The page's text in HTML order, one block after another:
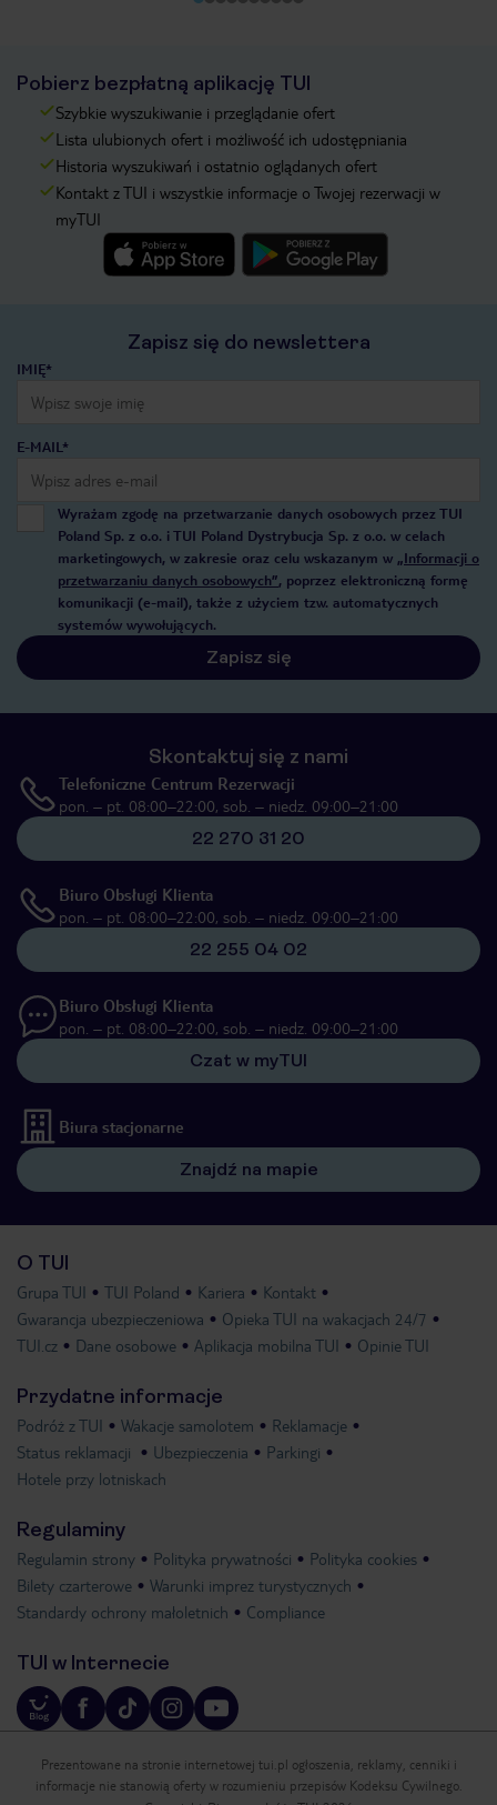
Pobierz bezpłatną aplikację TUI
Szybkie wyszukiwanie i przeglądanie ofert
Lista ulubionych ofert i możliwość ich udostępniania
Historia wyszukiwań i ostatnio oglądanych ofert
Kontakt z TUI i wszystkie informacje o Twojej rezerwacji w
myTUI
Zapisz się do newslettera
IMIĘ*
E-MAIL*
Wyrażam zgodę na przetwarzanie danych osobowych przez TUI
Poland Sp. z o.o. i TUI Poland Dystrybucja Sp. z o.o. w celach
marketingowych, w zakresie oraz celu wskazanym w „Informacji o
przetwarzaniu danych osobowych”, poprzez elektroniczną formę
komunikacji (e-mail), także z użyciem tzw. automatycznych
systemów wywołujących.
Zapisz się
Skontaktuj się z nami
Telefoniczne Centrum Rezerwacji
pon. – pt. 08:00–22:00, sob. – niedz. 09:00–21:00
22 270 31 20
Biuro Obsługi Klienta
pon. – pt. 08:00–22:00, sob. – niedz. 09:00–21:00
22 255 04 02
Biuro Obsługi Klienta
pon. – pt. 08:00–22:00, sob. – niedz. 09:00–21:00
Czat w myTUI
Biura stacjonarne
Znajdź na mapie
O TUI
Grupa TUI TUI Poland Kariera
Kontakt
Gwarancja ubezpieczeniowa
Opieka TUI na wakacjach 24/7
TUI.cz
Dane osobowe Aplikacja mobilna TUI Opinie TUI
Przydatne informacje
Podróż z TUI Wakacje samolotem
Reklamacje
Status reklamacji
Ubezpieczenia
Parkingi
Hotele przy lotniskach
Regulaminy
Regulamin strony Polityka prywatności
Polityka cookies
Bilety czarterowe
Warunki imprez turystycznych
Standardy ochrony małoletnich
Compliance
TUI w Internecie
Prezentowane na stronie internetowej tui.pl ogłoszenia, reklamy, cenniki i
informacje nie stanowią oferty w rozumieniu przepisów Kodeksu Cywilnego.